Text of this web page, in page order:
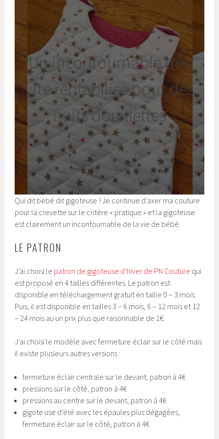
Un incontournable très
vite rentabilisé pour des
nuits douillettes
Qui dit bébé dit gigoteuse ! Je continue d’axer ma couture
pour la crevette sur le critère « pratique » et la gigoteuse
est clairement un incontournable de la vie de bébé.
LE PATRON
J’ai choisi le patron de gigoteuse d’hiver de PN Couture qui
est proposé en 4 tailles différentes. Le patron est
disponible en téléchargement gratuit en taille 0 – 3 mois.
Puis, il est disponible en tailles 3 – 6 mois, 6 – 12 mois et 12
– 24 mois au un prix plus que raisonnable de 1€.
J’ai choisi le modèle avec fermeture éclair sur le côté mais
il existe plusieurs autres versions :
fermeture éclair centrale sur le devant, patron à 4€
pressions sur le côté, patron à 4€
pressions au centre sur le devant, patron à 4€
gigote use d’été avec les épaules plus dégagées,
fermeture éclair sur le côté, patron à 4€